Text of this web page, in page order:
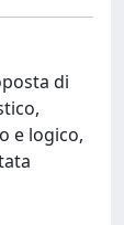
di
e logico,